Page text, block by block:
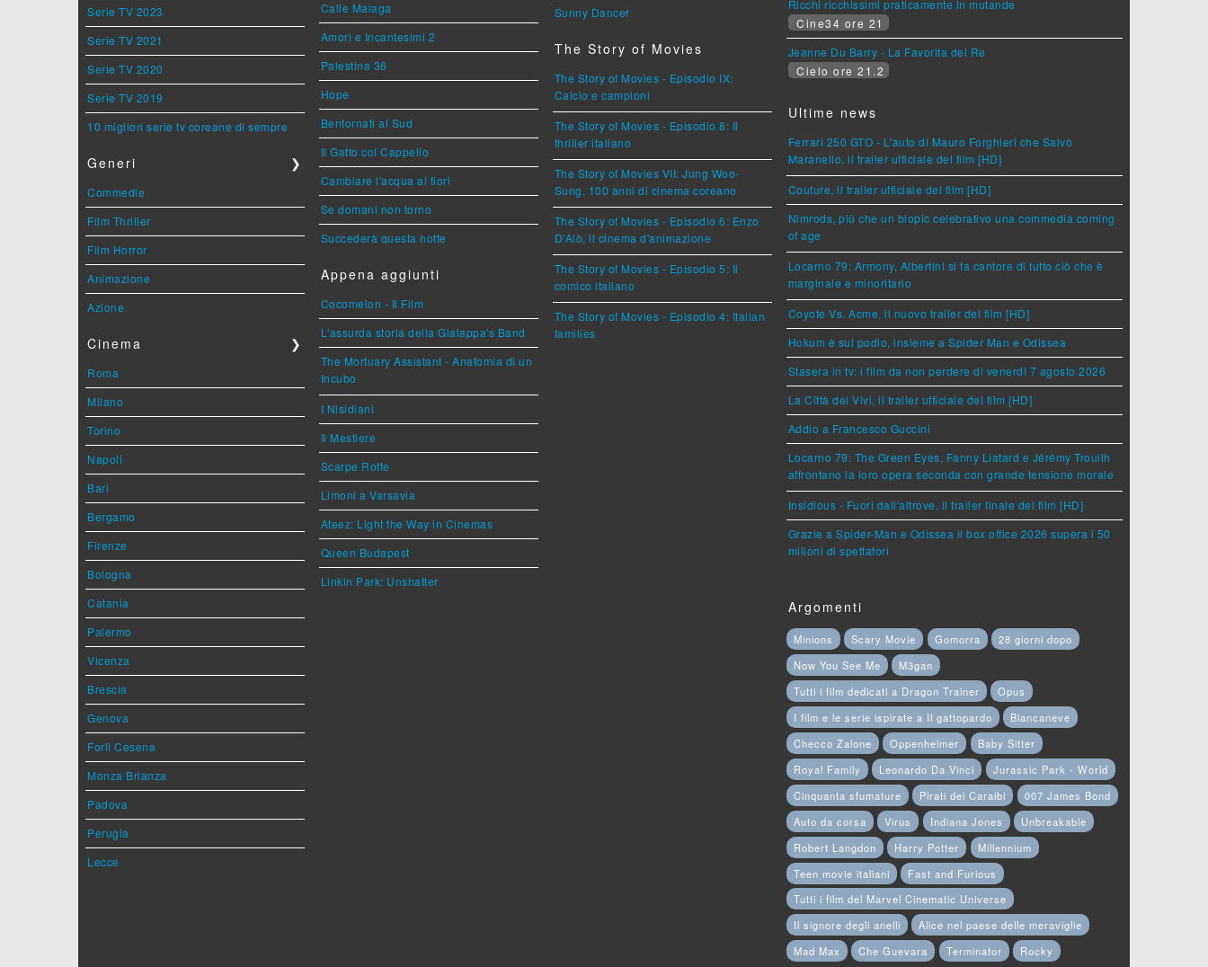
Serie TV 2023
Serie TV 2021
Serie TV 2020
Serie TV 2019
10 migliori serie tv coreane di sempre
Generi ❯
Commedie
Film Thriller
Film Horror
Animazione
Azione
Cinema ❯
Roma
Milano
Torino
Napoli
Bari
Bergamo
Firenze
Bologna
Catania
Palermo
Vicenza
Brescia
Genova
Forlì Cesena
Monza Brianza
Padova
Perugia
Lecce
Calle Malaga
Amori e Incantesimi 2
Palestina 36
Hope
Bentornati al Sud
Il Gatto col Cappello
Cambiare l'acqua ai fiori
Se domani non torno
Succederà questa notte
Appena aggiunti
Cocomelon - Il Film
L'assurda storia della Gialappa's Band
The Mortuary Assistant - Anatomia di un
Incubo
I Nisidiani
Il Mestiere
Scarpe Rotte
Limoni a Varsavia
Ateez: Light the Way in Cinemas
Queen Budapest
Linkin Park: Unshatter
Sunny Dancer
The Story of Movies
The Story of Movies - Episodio IX:
Calcio e campioni
The Story of Movies - Episodio 8: Il
thriller italiano
The Story of Movies VII: Jung Woo-
Sung, 100 anni di cinema coreano
The Story of Movies - Episodio 6: Enzo
D'Alò, il cinema d'animazione
The Story of Movies - Episodio 5: Il
comico italiano
The Story of Movies - Episodio 4: Italian
families
Ricchi ricchissimi praticamente in mutande
Cine34 ore 21
Jeanne Du Barry - La Favorita del Re
Cielo ore 21.2
Ultime news
Ferrari 250 GTO - L'auto di Mauro Forghieri che Salvò
Maranello, il trailer ufficiale del film [HD]
Couture, il trailer ufficiale del film [HD]
Nimrods, più che un biopic celebrativo una commedia coming
of age
Locarno 79: Armony, Albertini si fa cantore di tutto ciò che è
marginale e minoritario
Coyote Vs. Acme, il nuovo trailer del film [HD]
Hokum è sul podio, insieme a Spider Man e Odissea
Stasera in tv: i film da non perdere di venerdì 7 agosto 2026
La Città dei Vivi, il trailer ufficiale del film [HD]
Addio a Francesco Guccini
Locarno 79: The Green Eyes, Fanny Liatard e Jérémy Trouilh
affrontano la loro opera seconda con grande tensione morale
Insidious - Fuori dall'altrove, il trailer finale del film [HD]
Grazie a Spider-Man e Odissea il box office 2026 supera i 50
milioni di spettatori
Argomenti
Minions Scary Movie Gomorra
28 giorni dopo
Now You See Me
M3gan
Tutti i film dedicati a Dragon Trainer
Opus
I film e le serie ispirate a Il gattopardo
Biancaneve
Checco Zalone
Oppenheimer
Baby Sitter
Royal Family
Leonardo Da Vinci
Jurassic Park - World
Cinquanta sfumature
Pirati dei Caraibi
007 James Bond
Auto da corsa
Virus Indiana Jones
Unbreakable
Robert Langdon
Harry Potter
Millennium
Teen movie italiani
Fast and Furious
Tutti i film del Marvel Cinematic Universe
Il signore degli anelli
Alice nel paese delle meraviglie
Mad Max
Che Guevara Terminator Rocky